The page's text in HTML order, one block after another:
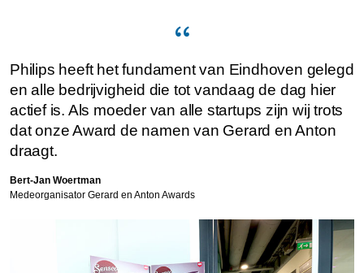
Philips heeft het fundament van Eindhoven gelegd
en alle bedrijvigheid die tot vandaag de dag hier
actief is. Als moeder van alle startups zijn wij trots
dat onze Award de namen van Gerard en Anton
draagt.
Bert-Jan Woertman
Medeorganisator Gerard en Anton Awards